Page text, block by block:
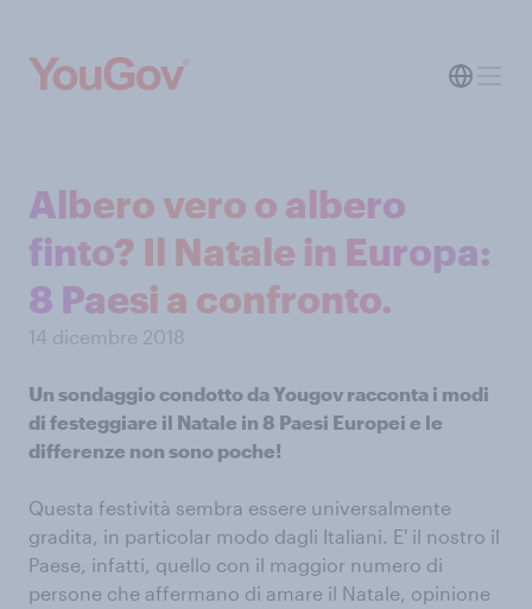
Albero vero o albero
finto? Il Natale in Europa:
8 Paesi a confronto.
14 dicembre 2018
Un sondaggio condotto da Yougov racconta i modi
di festeggiare il Natale in 8 Paesi Europei e le
differenze non sono poche!
Questa festività sembra essere universalmente
gradita, in particolar modo dagli Italiani. E' il nostro il
Paese, infatti, quello con il maggior numero di
persone che affermano di amare il Natale, opinione